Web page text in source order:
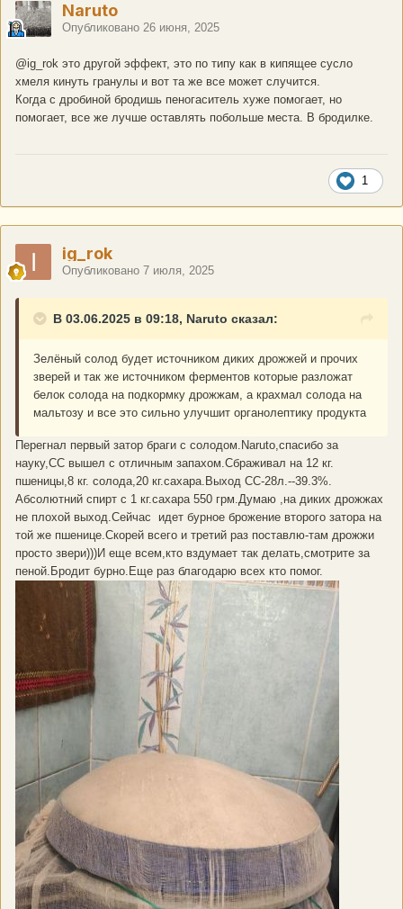
Naruto
Опубликовано 26 июня, 2025
@ig_rok это другой эффект, это по типу как в кипящее сусло
хмеля кинуть гранулы и вот та же все может случится.
Когда с дробиной бродишь пеногаситель хуже помогает, но
помогает, все же лучше оставлять побольше места. В бродилке.
1
ig_rok
Опубликовано 7 июля, 2025
В 03.06.2025 в 09:18, Naruto сказал:
Зелёный солод будет источником диких дрожжей и прочих
зверей и так же источником ферментов которые разложат
белок солода на подкормку дрожжам, а крахмал солода на
мальтозу и все это сильно улучшит органолептику продукта
Перегнал первый затор браги с солодом.Naruto,спасибо за
науку,СС вышел с отличным запахом.Сбраживал на 12 кг.
пшеницы,8 кг. солода,20 кг.сахара.Выход СС-28л.--39.3%.
Абсолютний спирт с 1 кг.сахара 550 грм.Думаю ,на диких дрожжах
не плохой выход.Сейчас идет бурное брожение второго затора на
той же пшенице.Скорей всего и третий раз поставлю-там дрожжи
просто звери)))И еще всем,кто вздумает так делать,смотрите за
пеной.Бродит бурно.Еще раз благодарю всех кто помог.